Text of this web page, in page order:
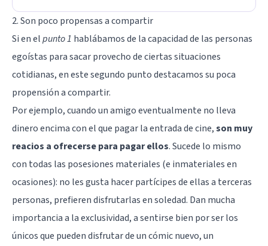
2. Son poco propensas a compartir
Si en elpunto 1 hablábamos de la capacidad de las personas
egoístas para sacar provecho de ciertas situaciones
cotidianas, en este segundo punto destacamos su poca
propensión a compartir.
Por ejemplo, cuando un amigo eventualmente no lleva
dinero encima con el que pagar la entrada de cine,son muy
reacios a ofrecerse para pagar ellos. Sucede lo mismo
con todas las posesiones materiales (e inmateriales en
ocasiones): no les gusta hacer partícipes de ellas a terceras
personas, prefieren disfrutarlas en soledad. Dan mucha
importancia a la exclusividad, a sentirse bien por ser los
únicos que pueden disfrutar de un cómic nuevo, un